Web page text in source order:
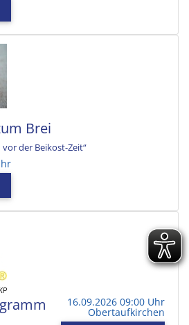
Brei
der Beikost-Zeit“
16.09.2026 09:00 Uhr
Obertaufkirchen